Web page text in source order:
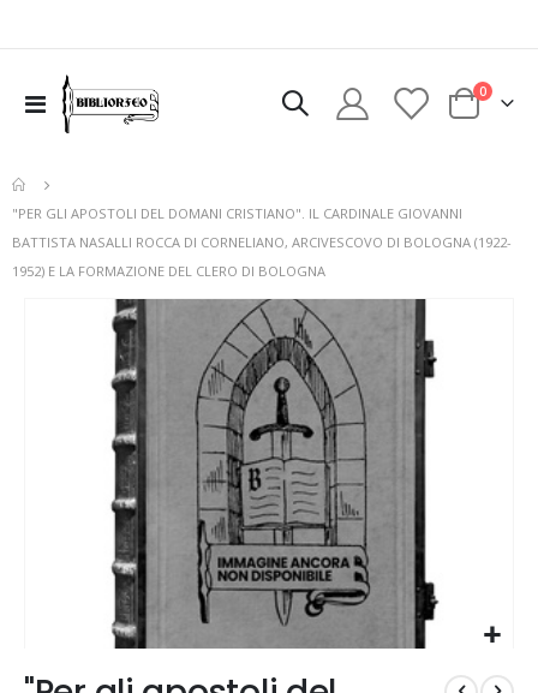
Toggle
Nav
Cart
0elementi
"PER GLI APOSTOLI DEL DOMANI CRISTIANO". IL CARDINALE GIOVANNI
BATTISTA NASALLI ROCCA DI CORNELIANO, ARCIVESCOVO DI BOLOGNA (1922-
1952) E LA FORMAZIONE DEL CLERO DI BOLOGNA
all'inizio